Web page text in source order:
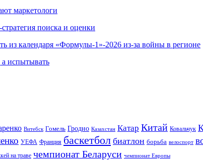
маркетологи
поиска и оценки
из календаря «Формулы-1»-2026 из-за войны в регионе
а испытывать
Витебск Гомель Гродно Казахстан Катар Китай Ковальчук
УЕФА Франция баскетбол биатлон борьба велоспорт
на траве чемпионат Беларуси чемпионат Европы